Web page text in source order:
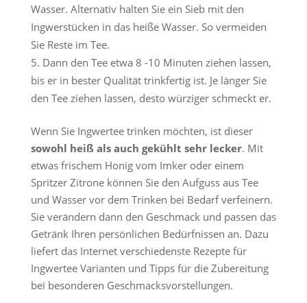
Wasser. Alternativ halten Sie ein Sieb mit den
Ingwerstücken in das heiße Wasser. So vermeiden
Sie Reste im Tee.
Dann den Tee etwa 8 -10 Minuten ziehen lassen,
bis er in bester Qualität trinkfertig ist. Je länger Sie
den Tee ziehen lassen, desto würziger schmeckt er.
Wenn Sie Ingwertee trinken möchten, ist dieser
sowohl heiß als auch gekühlt sehr lecker. Mit
etwas frischem Honig vom Imker oder einem
Spritzer Zitrone können Sie den Aufguss aus Tee
und Wasser vor dem Trinken bei Bedarf verfeinern.
Sie verändern dann den Geschmack und passen das
Getränk Ihren persönlichen Bedürfnissen an. Dazu
liefert das Internet verschiedenste Rezepte für
Ingwertee Varianten und Tipps für die Zubereitung
bei besonderen Geschmacksvorstellungen.